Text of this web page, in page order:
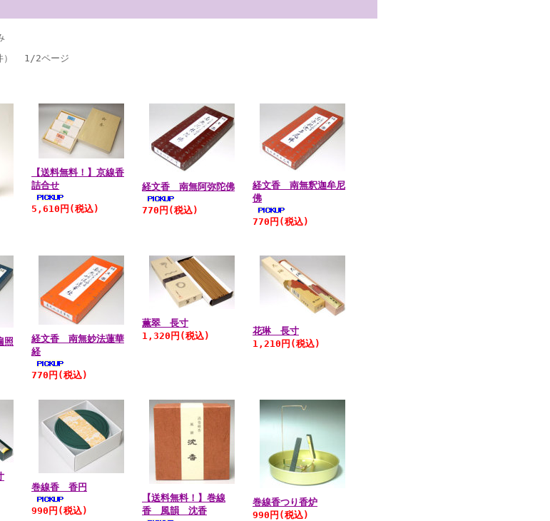
） 1/2ページ
【送料無料！】京線香
詰合せ
5,610円 (税込)
経文香 南無阿弥陀佛
770円 (税込)
経文香 南無釈迦牟尼
佛
770円 (税込)
照
経文香 南無妙法蓮華
経
770円 (税込)
薫翠 長寸
1,320円 (税込)
花琳 長寸
1,210円 (税込)
巻線香 香円
990円 (税込)
【送料無料！】巻線
香 風韻 沈香
巻線香つり香炉
990円 (税込)